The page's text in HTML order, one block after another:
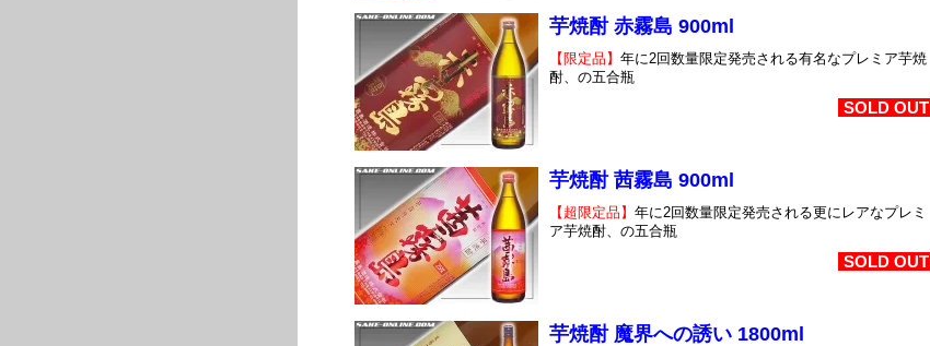
芋焼酎 赤霧島 900ml
【限定品】 年に2回数量限定発売される有名なプレミア芋焼
酎、の五合瓶
SOLD OUT
芋焼酎 茜霧島 900ml
【超限定品】 年に2回数量限定発売される更にレアなプレミ
ア芋焼酎、の五合瓶
SOLD OUT
芋焼酎 魔界への誘い 1800ml